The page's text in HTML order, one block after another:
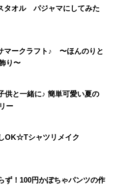
タオル パジャマにしてみた
マークラフト♪ 〜ほんのりと
り〜
供と一緒に♪ 簡単可愛い夏の
ー
OK☆Tシャツリメイク
ず！100円かぼちゃパンツの作